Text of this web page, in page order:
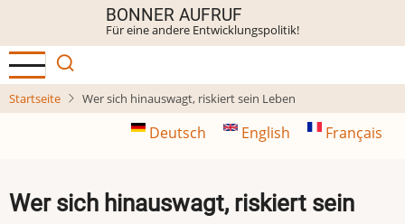
Inhalt
BONNER AUFRUF
Für eine andere Entwicklungspolitik!
Startseite Wer sich hinauswagt, riskiert sein Leben
Deutsch English Français
Wer sich hinauswagt, riskiert sein